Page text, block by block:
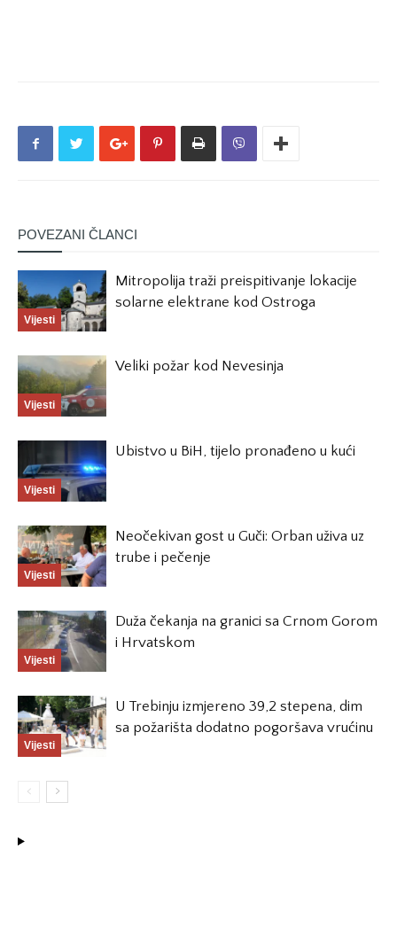
POVEZANI ČLANCI
Vijesti
Mitropolija traži preispitivanje lokacije
solarne elektrane kod Ostroga
Vijesti
Veliki požar kod Nevesinja
Vijesti
Ubistvo u BiH, tijelo pronađeno u kući
Vijesti
Neočekivan gost u Guči: Orban uživa uz
trube i pečenje
Vijesti
Duža čekanja na granici sa Crnom Gorom
i Hrvatskom
Vijesti
U Trebinju izmjereno 39,2 stepena, dim
sa požarišta dodatno pogoršava vrućinu